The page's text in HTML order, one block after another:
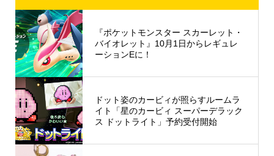
『ポケットモンスター スカーレット・
バイオレット』10月1日からレギュレ
ーションEに！
ドット姿のカービィが照らすルームラ
イト「星のカービィ スーパーデラック
ス ドットライト」予約受付開始